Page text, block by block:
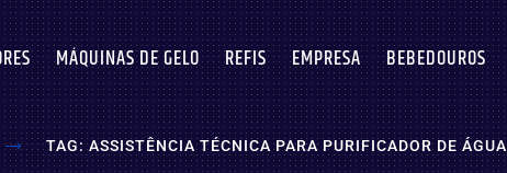
MÁQUINAS DE GELO REFIS EMPRESA BEBEDOUROS
TAG: ASSISTÊNCIA TÉCNICA PARA PURIFICADOR DE